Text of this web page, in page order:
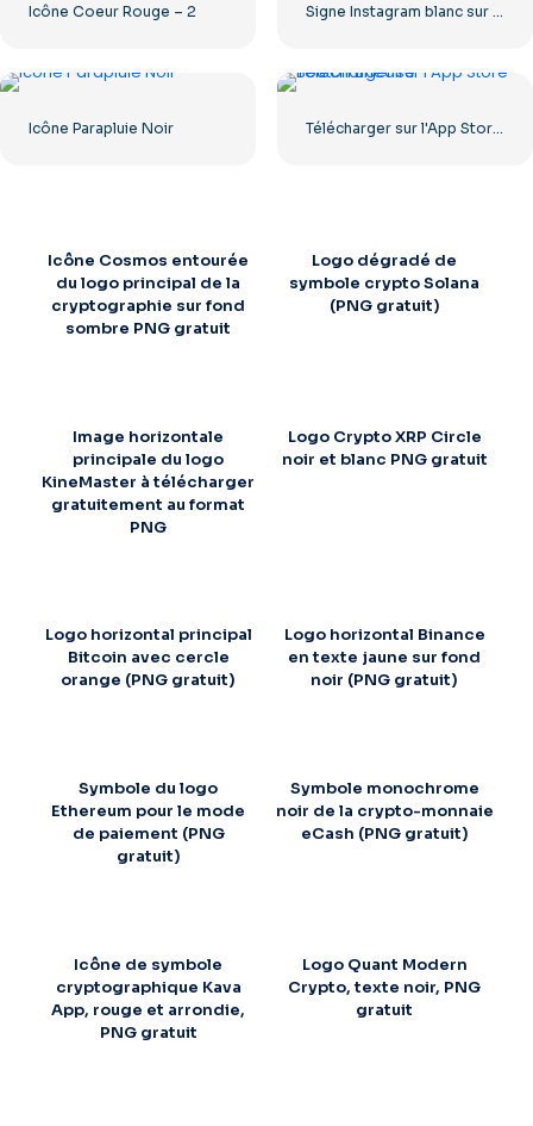
Icône Coeur Rouge – 2
Icône Parapluie Noir Télécharger sur l'App Store Bouton Linéaire
Icône Cosmos entourée
du logo principal de la
cryptographie sur fond
sombre PNG gratuit
Logo dégradé de
symbole crypto Solana
(PNG gratuit)
Image horizontale
principale du logo
KineMaster à télécharger
gratuitement au format
PNG
Logo Crypto XRP Circle
noir et blanc PNG gratuit
Logo horizontal principal
Bitcoin avec cercle
orange (PNG gratuit)
Logo horizontal Binance
en texte jaune sur fond
noir (PNG gratuit)
Symbole du logo
Ethereum pour le mode
de paiement (PNG
gratuit)
Symbole monochrome
noir de la crypto-monnaie
eCash (PNG gratuit)
Icône de symbole
cryptographique Kava
App, rouge et arrondie,
PNG gratuit
Logo Quant Modern
Crypto, texte noir, PNG
gratuit